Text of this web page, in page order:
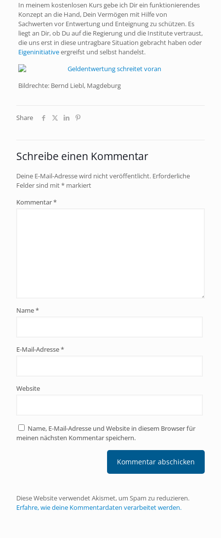
In meinem kostenlosen Kurs gebe ich Dir ein funktionierendes
Konzept an die Hand, Dein Vermögen mit Hilfe von
Sachwerten vor Entwertung und Enteignung zu schützen. Es
liegt an Dir, ob Du auf die Regierung und die Institute vertraust,
die uns erst in diese untragbare Situation gebracht haben oder
Eigeninitiativeergreifst und selbst handelst.
Bildrechte: Bernd Liebl, Magdeburg
Share
Schreibe einen Kommentar
Deine E-Mail-Adresse wird nicht veröffentlicht. Erforderliche
Felder sind mit* markiert
Kommentar*
Name*
E-Mail-Adresse*
Website
Name, E-Mail-Adresse und Website in diesem Browser für
meinen nächsten Kommentar speichern.
Diese Website verwendet Akismet, um Spam zu reduzieren.
Erfahre, wie deine Kommentardaten verarbeitet werden.